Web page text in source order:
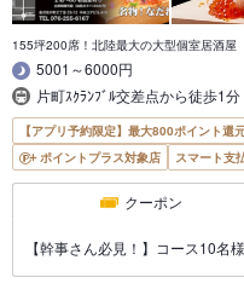
155坪200席！北陸最大の大型個室居酒屋
5001～6000円
片町ｽｸﾗﾝﾌﾞﾙ交差点から徒歩1分
【アプリ予約限定】最大800ポイント還
ポイントプラス対象店
スマート支
クーポン
【幹事さん必見！】コース10名